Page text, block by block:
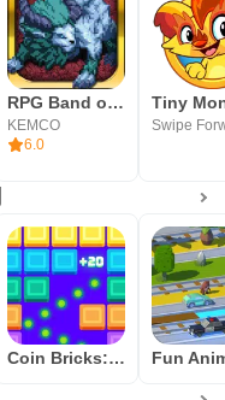
RPG Band of Monsters
KEMCO
6.0
Tiny
Coin Bricks: Crush Master